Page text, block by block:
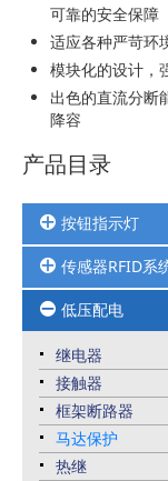
可靠的安全保障
适应各种严苛环
模块化的设计，
出色的直流分断
降容
产品目录
按钮指示灯
按钮
三色灯
选择开关
指示灯
传感器RFID系
安全光幕扫描器
光电光纤接近
位移传感器及
低压配电
继电器
接触器
框架断路器
马达保护
热继